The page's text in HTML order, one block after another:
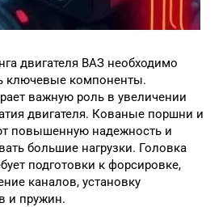
двигателя ВАЗ необходимо
ключевые компоненты.
важную роль в увеличении
двигателя. Кованые поршни и
повышенную надежность и
большие нагрузки. Головка
подготовки к форсировке,
каналов, установку
и пружин.